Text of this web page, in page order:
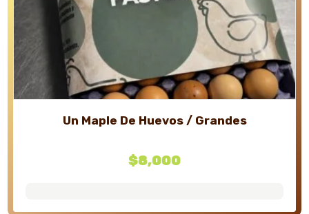
Un Maple De Huevos / Grandes
$8,000